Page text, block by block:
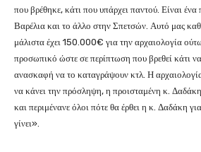
που βρέθηκε, κάτι που υπάρχει παντού. Είναι
Βαρέλια και το άλλο στην Σπετσών. Αυτό μας
μάλιστα έχει 150.000€ για την αρχαιολογία
προσωπικό ώστε σε περίπτωση που βρεθεί κάτι
ανασκαφή να το καταγράψουν κτλ. Η
να κάνει την πρόσληψη, η προισταμένη κ. Δαδάκη
και περιμένανε όλοι πότε θα έρθει η κ. Δαδάκη
γίνει».